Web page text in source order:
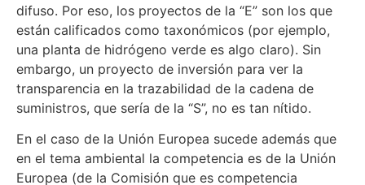
difuso. Por eso, los proyectos de la “E” son los que
están calificados como taxonómicos (por ejemplo,
una planta de hidrógeno verde es algo claro). Sin
embargo, un proyecto de inversión para ver la
transparencia en la trazabilidad de la cadena de
suministros, que sería de la “S”, no es tan nítido.
En el caso de la Unión Europea sucede además que
en el tema ambiental la competencia es de la Unión
Europea (de la Comisión que es competencia